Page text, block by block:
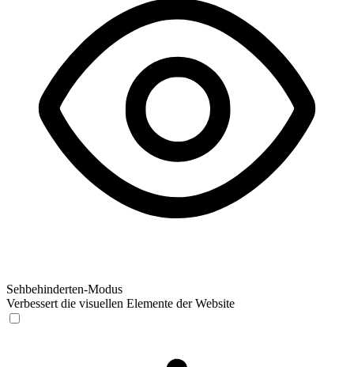
Sehbehinderten-Modus
Verbessert die visuellen Elemente der Website